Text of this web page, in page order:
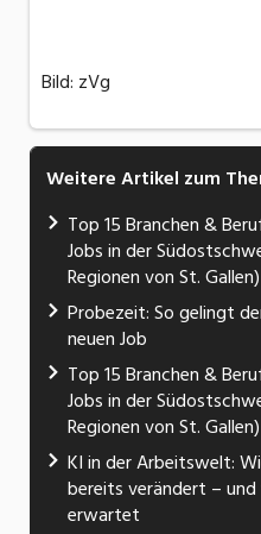
Bild: zVg
Weitere Artikel zum
Top 15 Branchen &
Jobs in der
Regionen von St.
Probezeit: So gelingt
neuen Job
Top 15 Branchen &
Jobs in der
Regionen von St.
KI in der Arbeitswelt:
bereits verändert –
erwartet